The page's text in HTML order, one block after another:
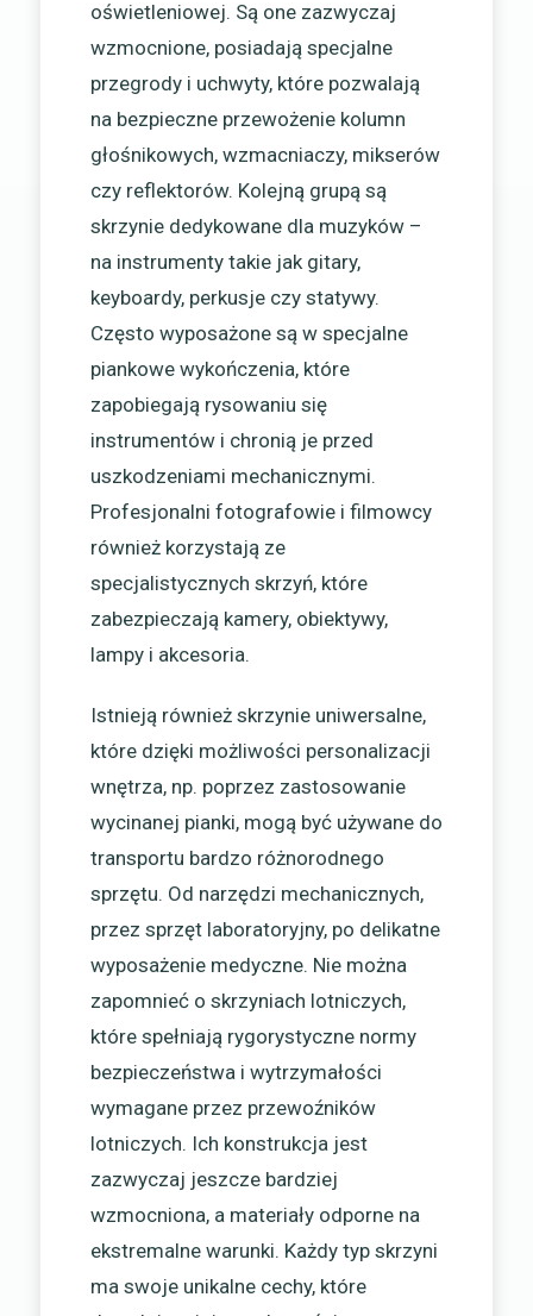
oświetleniowej. Są one zazwyczaj
wzmocnione, posiadają specjalne
przegrody i uchwyty, które pozwalają
na bezpieczne przewożenie kolumn
głośnikowych, wzmacniaczy, mikserów
czy reflektorów. Kolejną grupą są
skrzynie dedykowane dla muzyków –
na instrumenty takie jak gitary,
keyboardy, perkusje czy statywy.
Często wyposażone są w specjalne
piankowe wykończenia, które
zapobiegają rysowaniu się
instrumentów i chronią je przed
uszkodzeniami mechanicznymi.
Profesjonalni fotografowie i filmowcy
również korzystają ze
specjalistycznych skrzyń, które
zabezpieczają kamery, obiektywy,
lampy i akcesoria.
Istnieją również skrzynie uniwersalne,
które dzięki możliwości personalizacji
wnętrza, np. poprzez zastosowanie
wycinanej pianki, mogą być używane do
transportu bardzo różnorodnego
sprzętu. Od narzędzi mechanicznych,
przez sprzęt laboratoryjny, po delikatne
wyposażenie medyczne. Nie można
zapomnieć o skrzyniach lotniczych,
które spełniają rygorystyczne normy
bezpieczeństwa i wytrzymałości
wymagane przez przewoźników
lotniczych. Ich konstrukcja jest
zazwyczaj jeszcze bardziej
wzmocniona, a materiały odporne na
ekstremalne warunki. Każdy typ skrzyni
ma swoje unikalne cechy, które